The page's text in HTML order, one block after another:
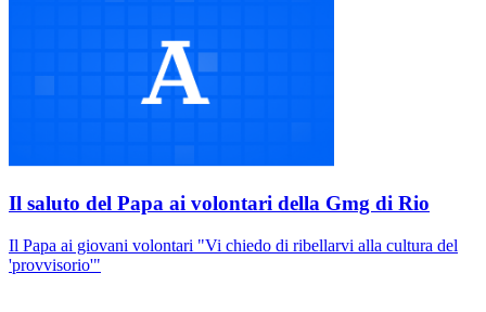
Il saluto del Papa ai volontari della Gmg di Rio
Il Papa ai giovani volontari "Vi chiedo di ribellarvi alla cultura del
'provvisorio'"